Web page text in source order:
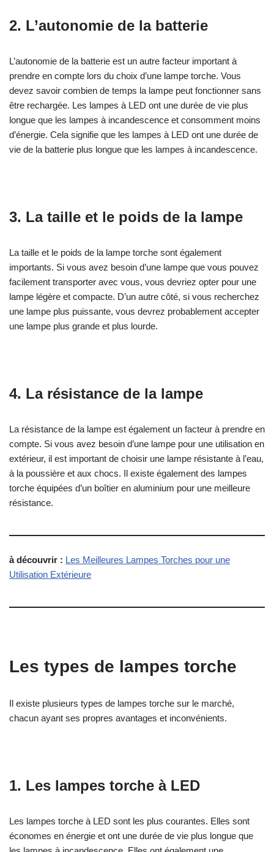
2. L’autonomie de la batterie
L’autonomie de la batterie est un autre facteur important à
prendre en compte lors du choix d’une lampe torche. Vous
devez savoir combien de temps la lampe peut fonctionner sans
être rechargée. Les lampes à LED ont une durée de vie plus
longue que les lampes à incandescence et consomment moins
d’énergie. Cela signifie que les lampes à LED ont une durée de
vie de la batterie plus longue que les lampes à incandescence.
3. La taille et le poids de la lampe
La taille et le poids de la lampe torche sont également
importants. Si vous avez besoin d’une lampe que vous pouvez
facilement transporter avec vous, vous devriez opter pour une
lampe légère et compacte. D’un autre côté, si vous recherchez
une lampe plus puissante, vous devrez probablement accepter
une lampe plus grande et plus lourde.
4. La résistance de la lampe
La résistance de la lampe est également un facteur à prendre en
compte. Si vous avez besoin d’une lampe pour une utilisation en
extérieur, il est important de choisir une lampe résistante à l’eau,
à la poussière et aux chocs. Il existe également des lampes
torche équipées d’un boîtier en aluminium pour une meilleure
résistance.
à découvrir : Les Meilleures Lampes Torches pour une
Utilisation Extérieure
Les types de lampes torche
Il existe plusieurs types de lampes torche sur le marché,
chacun ayant ses propres avantages et inconvénients.
1. Les lampes torche à LED
Les lampes torche à LED sont les plus courantes. Elles sont
économes en énergie et ont une durée de vie plus longue que